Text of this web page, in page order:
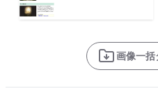
画像一括